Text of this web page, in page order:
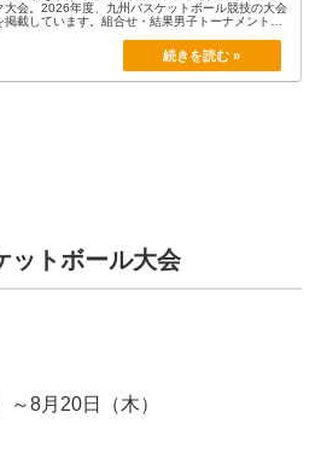
大会。2026年度、九州バスケットボール競技の大会
掲載しています。組合せ・結果男子トーナメント
ットボール大会
8月20日（木）